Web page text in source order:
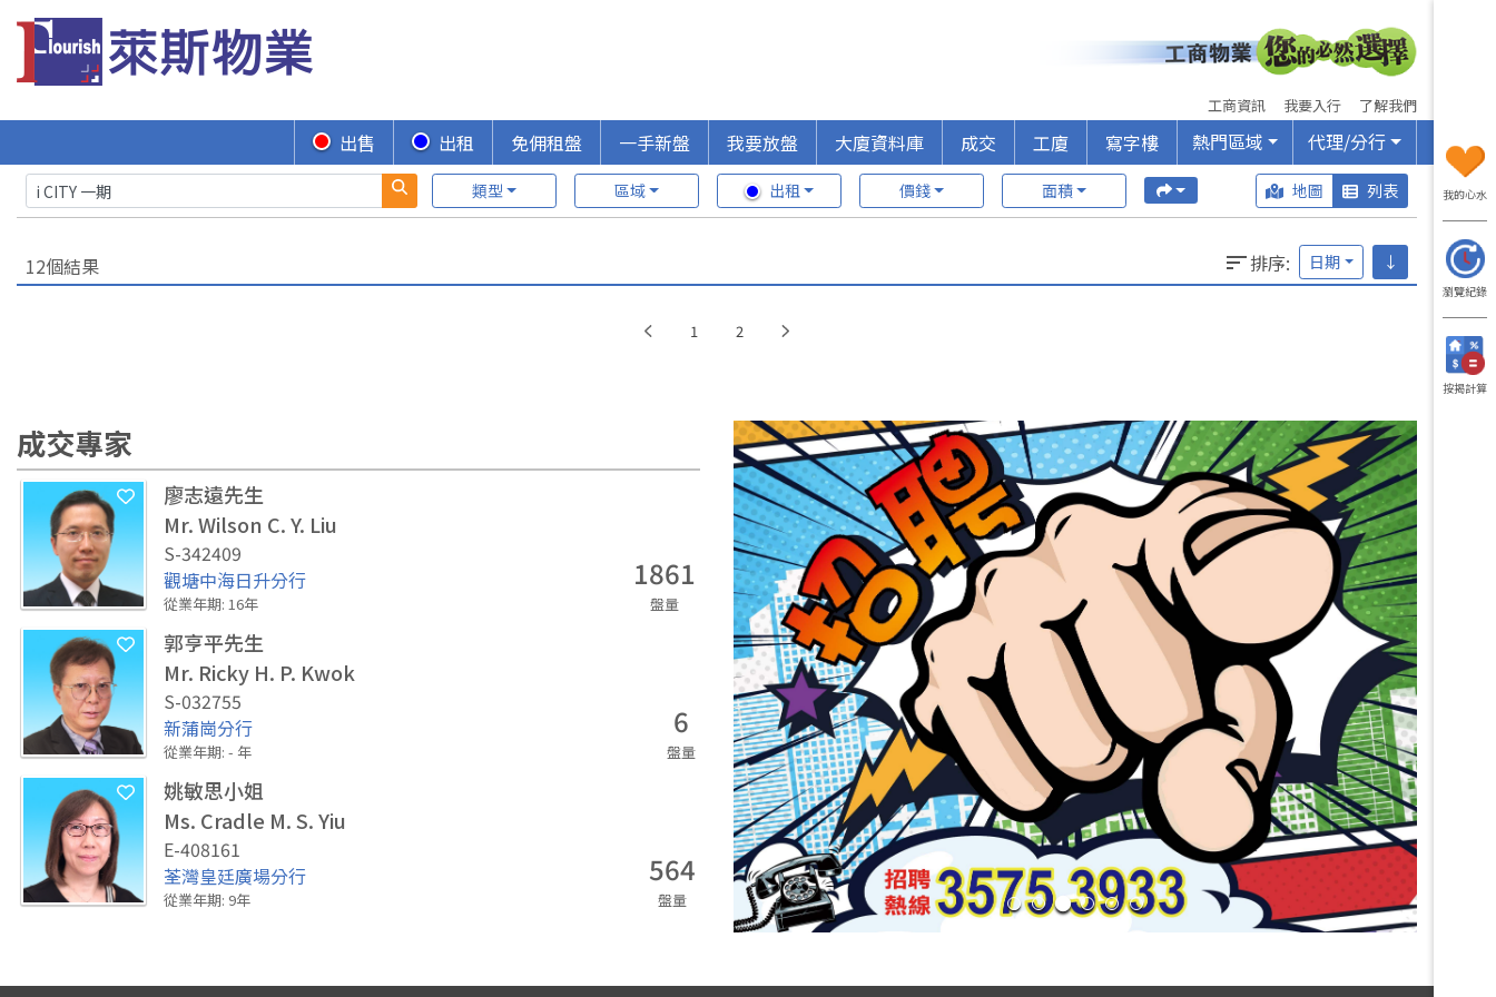
工商資訊 我要入行 了解我們
出售 出租 免佣租盤 一手新盤 我要放盤 大廈資料庫 成交 工廈 寫字樓 熱門區域 代理/分行
類型 區域 出租 價錢 面積 地圖 列表
12個結果 排序: 日期 ↓
1 2
成交專家
廖志遠先生
Mr. Wilson C. Y. Liu
S-342409
觀塘中海日升分行
從業年期: 16年
1861
盤量
郭亨平先生
Mr. Ricky H. P. Kwok
S-032755
新蒲崗分行
從業年期: - 年
6
盤量
姚敏思小姐
Ms. Cradle M. S. Yiu
E-408161
荃灣皇廷廣場分行
從業年期: 9年
564
盤量
我的心水
瀏覽紀錄
按揭計算